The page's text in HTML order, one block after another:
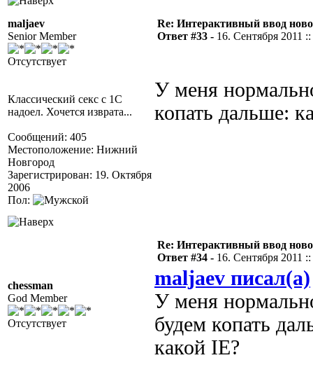
maljaev
Senior Member
Отсутствует
Классический секс с 1С
надоел. Хочется изврата...
Сообщений: 405
Местоположение: Нижний
Новгород
Зарегистрирован: 19. Октября
2006
Пол:
Re: Интерактивный ввод
Ответ #33 - 16. Сентября 2011
У меня
копать дальше:
chessman
God Member
Отсутствует
Re: Интерактивный ввод
Ответ #34 - 16. Сентября 2011
maljaev писал(а)
У меня
будем копать
какой IE?